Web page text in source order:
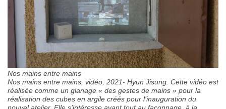
Nos mains entre mains
Nos mains entre mains, vidéo, 2021- Hyun Jisung. Cette vidéo est
réalisée comme un glanage « des gestes de mains » pour la
réalisation des cubes en argile créés pour l’inauguration du
nouvel atelier. Elle s’intéresse avant tout au façonnage, à la